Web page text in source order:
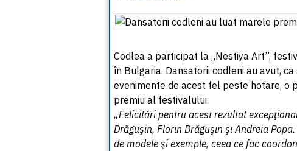
Codlea a participat la „Nestiya Art”,
în Bulgaria. Dansatorii codleni au avut,
evenimente de acest fel peste hotare, o
premiu al festivalului.
„Felicitări pentru acest rezultat
Drăguşin, Florin Drăguşin şi Andreia
de modele şi exemple, ceea ce fac